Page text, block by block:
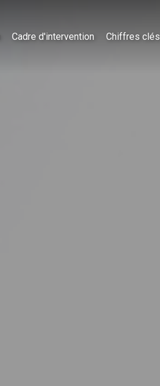
Cadre d'intervention Chiffres clés